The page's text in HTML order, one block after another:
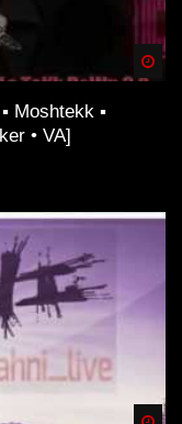
Moshtekk ▪
• VA]